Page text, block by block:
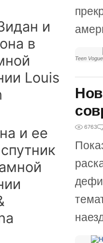
и
в
Louis
и ее
Teen Vogue
6763